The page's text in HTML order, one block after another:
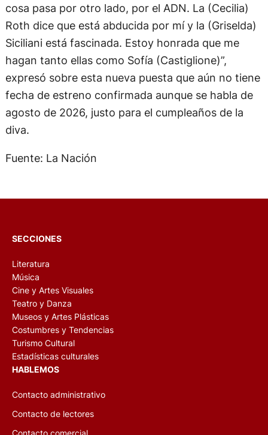
cosa pasa por otro lado, por el ADN. La (Cecilia)
Roth dice que está abducida por mí y la (Griselda)
Siciliani está fascinada. Estoy honrada que me
hagan tanto ellas como Sofía (Castiglione)”,
expresó sobre esta nueva puesta que aún no tiene
fecha de estreno confirmada aunque se habla de
agosto de 2026, justo para el cumpleaños de la
diva.
Fuente: La Nación
SECCIONES
Literatura
Música
Cine y Artes Visuales
Teatro y Danza
Museos y Artes Plásticas
Costumbres y Tendencias
Turismo Cultural
Estadísticas culturales
HABLEMOS
Contacto administrativo
Contacto de lectores
Contacto comercial